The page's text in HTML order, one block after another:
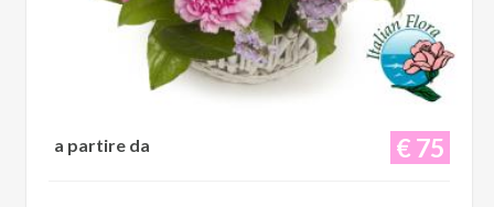
€ 75
a partire da